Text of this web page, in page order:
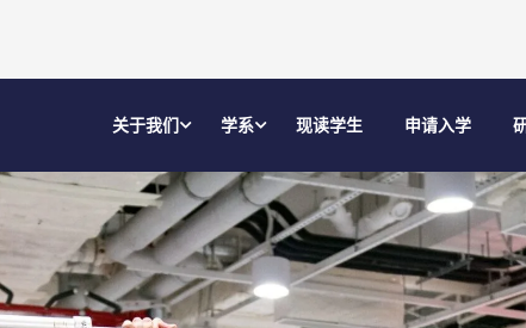
关于我们 学系 现读学生 申请入学